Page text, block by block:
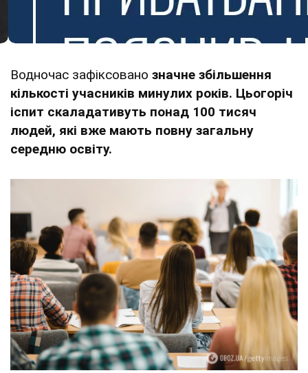
Водночас зафіксовано значне збільшення
кількості учасників минулих років. Цьогоріч
іспит скаладативуть понад 100 тисяч
людей, які вже мають повну загальну
середню освіту.